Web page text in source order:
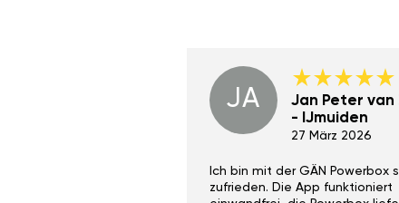
JA
Jan Peter van
- IJmuiden
27 März 2026
Ich bin mit der GÄN Powerbox
zufrieden. Die App funktioniert